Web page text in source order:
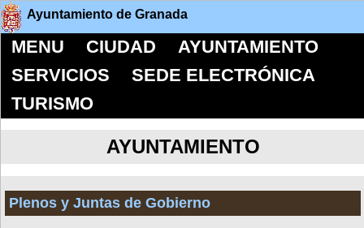
Ayuntamiento de Granada
MENU CIUDAD
AYUNTAMIENTO
SERVICIOS
SEDE ELECTRÓNICA
TURISMO
AYUNTAMIENTO
Plenos y Juntas de Gobierno